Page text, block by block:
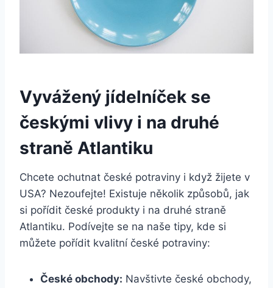
Vyvážený jídelníček se
českými vlivy i na druhé
straně Atlantiku
Chcete ochutnat české potraviny i když žijete v
USA? Nezoufejte! Existuje několik způsobů, jak
si pořídit české produkty i na druhé straně
Atlantiku. Podívejte se na naše tipy, kde si
můžete pořídit kvalitní české potraviny:
České obchody: Navštivte české obchody,